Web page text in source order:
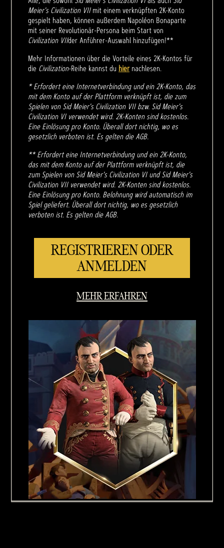
Meier's Civilization VIImit einem verknüpften 2K-Konto
gespielt haben, können außerdem Napoléon Bonaparte
mit seiner Revolutionär-Persona beim Start von
Civilization VIIder Anführer-Auswahl hinzufügen!**
Mehr Informationen über die Vorteile eines 2K-Kontos für
die Civilization-Reihe kannst du hiernachlesen.
* Erfordert eine Internetverbindung und ein 2K-Konto, das
mit dem Konto auf der Plattform verknüpft ist, die zum
Spielen von Sid Meier's Civilization VII bzw. Sid Meier's
Civilization VI verwendet wird. 2K-Konten sind kostenlos.
Eine Einlösung pro Konto. Überall dort nichtig, wo es
gesetzlich verboten ist. Es gelten die AGB.
** Erfordert eine Internetverbindung und ein 2K-Konto,
das mit dem Konto auf der Plattform verknüpft ist, die
zum Spielen von Sid Meier's Civilization VI und Sid Meier's
Civilization VII verwendet wird. 2K-Konten sind kostenlos.
Eine Einlösung pro Konto. Belohnung wird automatisch im
Spiel geliefert. Überall dort nichtig, wo es gesetzlich
verboten ist. Es gelten die AGB.
REGISTRIEREN ODER
ANMELDEN
MEHR ERFAHREN